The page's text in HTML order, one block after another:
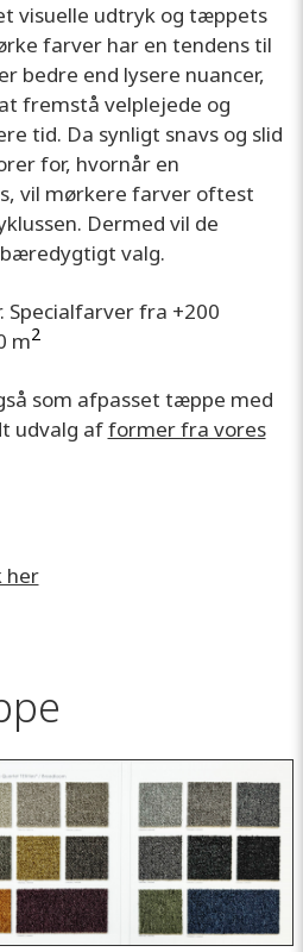
visuelle udtryk og tæppets
farver har en tendens til
bedre end lysere nuancer,
fremstå velplejede og
tid. Da synligt snavs og slid
for, hvornår en
vil mørkere farver oftest
Dermed vil de
valg.
Specialfarver fra +200
m2
som afpasset tæppe med
udvalg afformer fra vores
her